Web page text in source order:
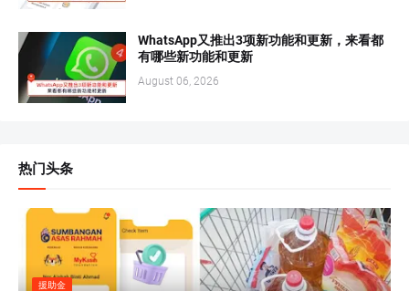
WhatsApp又推出3项新功能和更新，来看都
有哪些新功能和更新
August 06, 2026
热门头条
援助金